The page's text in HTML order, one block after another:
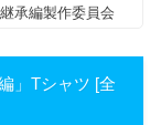
承編製作委員会
」Tシャツ [全